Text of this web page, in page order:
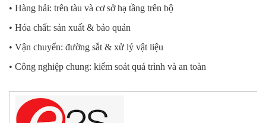
• Hàng hải: trên tàu và cơ sở hạ tầng trên bộ
• Hóa chất: sản xuất & bảo quản
• Vận chuyển: đường sắt & xử lý vật liệu
• Công nghiệp chung: kiểm soát quá trình và an toàn